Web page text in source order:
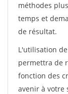
méthodes
temps et
de résultat.
L'utilisation
permettra de
fonction des
avenir à votre